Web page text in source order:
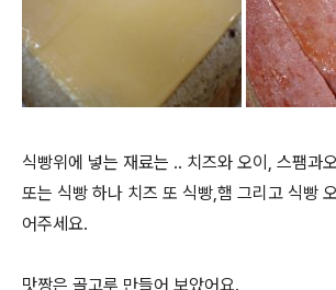
식빵위에 넣는 재료는 .. 치즈와 오이, 스팸과
또는 식빵 하나 치즈 또 식빵,햄 그리고 식빵
어주세요.
맛짱은 골고루 만들어 보았어요.